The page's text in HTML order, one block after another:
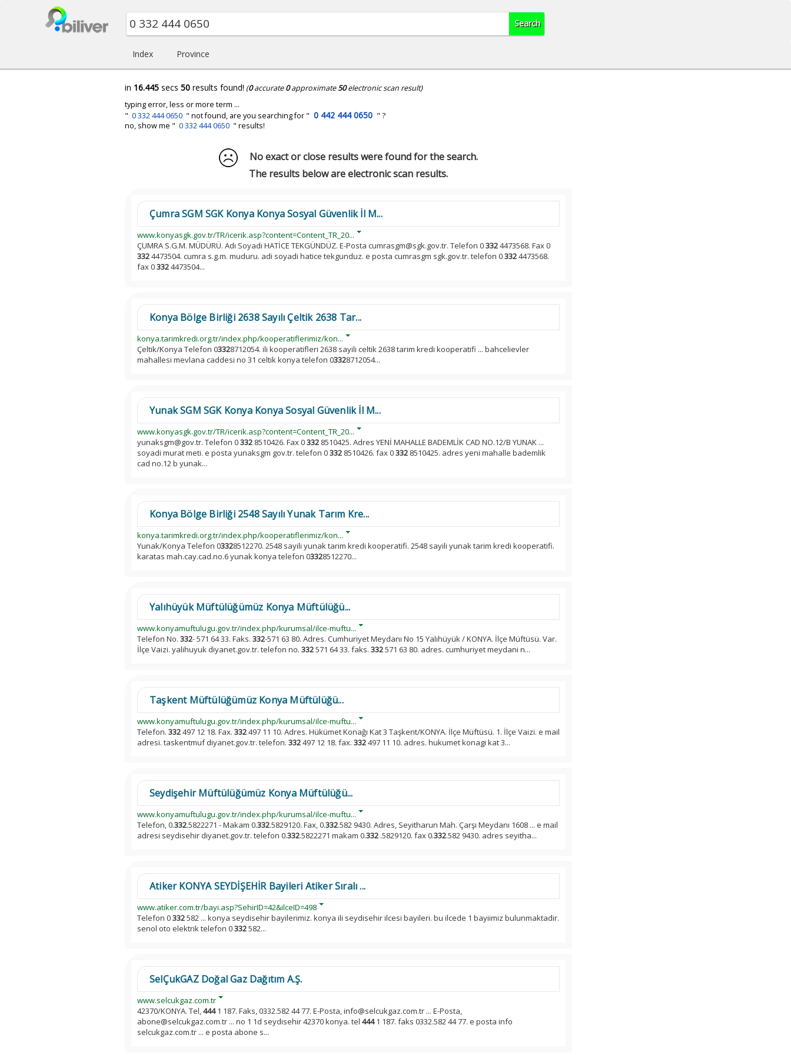
Index Province
in 16.445 secs 50 results found! (0accurate0approximate50electronic scan result)
typing error, less or more term ...
" 0 332 444 0650 " not found, are you searching for " 0 442 444 0650 " ?
no, show me " 0 332 444 0650 " results!
No exact or close results were found for the search.
The results below are electronic scan results.
Çumra SGM SGK Konya Konya Sosyal Güvenlik İl M...
www.konyasgk.gov.tr/TR/icerik.asp?content=Content_TR_20...
ÇUMRA S.G.M. MÜDÜRÜ. Adı Soyadı HATİCE TEKGÜNDÜZ. E-Posta cumrasgm@sgk.gov.tr. Telefon 03324473568. Fax 0
3324473504. cumra s.g.m. muduru. adi soyadi hatice tekgunduz. e posta cumrasgm sgk.gov.tr. telefon 03324473568.
fax 03324473504...
Konya Bölge Birliği 2638 Sayılı Çeltik 2638 Tar...
konya.tarimkredi.org.tr/index.php/kooperatiflerimiz/kon...
Çeltik/Konya Telefon 03328712054. ili kooperatifleri 2638 sayili celtik 2638 tarim kredi kooperatifi ... bahcelievler
mahallesi mevlana caddesi no 31 celtik konya telefon 03328712054...
Yunak SGM SGK Konya Konya Sosyal Güvenlik İl M...
www.konyasgk.gov.tr/TR/icerik.asp?content=Content_TR_20...
yunaksgm@gov.tr. Telefon 0332 8510426. Fax 0332 8510425. Adres YENİ MAHALLE BADEMLİK CAD NO.12/B YUNAK ...
soyadi murat meti. e posta yunaksgm gov.tr. telefon 0332 8510426. fax 0332 8510425. adres yeni mahalle bademlik
cad no.12 b yunak...
Konya Bölge Birliği 2548 Sayılı Yunak Tarım Kre...
konya.tarimkredi.org.tr/index.php/kooperatiflerimiz/kon...
Yunak/Konya Telefon 03328512270. 2548 sayili yunak tarim kredi kooperatifi. 2548 sayili yunak tarim kredi kooperatifi.
karatas mah.cay.cad.no.6 yunak konya telefon 03328512270...
Yalıhüyük Müftülüğümüz Konya Müftülüğü...
www.konyamuftulugu.gov.tr/index.php/kurumsal/ilce-muftu...
Telefon No. 332- 571 64 33. Faks. 332-571 63 80. Adres. Cumhuriyet Meydanı No 15 Yalıhüyük / KONYA. İlçe Müftüsü. Var.
İlçe Vaizi. yalihuyuk diyanet.gov.tr. telefon no. 332571 64 33. faks. 332571 63 80. adres. cumhuriyet meydani n...
Taşkent Müftülüğümüz Konya Müftülüğü...
www.konyamuftulugu.gov.tr/index.php/kurumsal/ilce-muftu...
Telefon. 332497 12 18. Fax. 332497 11 10. Adres. Hükümet Konağı Kat 3 Taşkent/KONYA. İlçe Müftüsü. 1. İlçe Vaizi. e mail
adresi. taskentmuf diyanet.gov.tr. telefon. 332497 12 18. fax. 332497 11 10. adres. hukumet konagi kat 3...
Seydişehir Müftülüğümüz Konya Müftülüğü...
www.konyamuftulugu.gov.tr/index.php/kurumsal/ilce-muftu...
Telefon, 0.332.5822271 - Makam 0.332.5829120. Fax, 0.332.582 9430. Adres, Seyitharun Mah. Çarşı Meydanı 1608 ... e mail
adresi seydisehir diyanet.gov.tr. telefon 0.332.5822271 makam 0.332 .5829120. fax 0.332.582 9430. adres seyitha...
Atiker KONYA SEYDİŞEHİR Bayileri Atiker Sıralı ...
www.atiker.com.tr/bayi.asp?SehirID=42&ilceID=498
Telefon 0332582 ... konya seydisehir bayilerimiz. konya ili seydisehir ilcesi bayileri. bu ilcede 1 bayiimiz bulunmaktadir.
senol oto elektrik telefon 0332582...
SelÇukGAZ Doğal Gaz Dağıtım A.Ş.
www.selcukgaz.com.tr
42370/KONYA. Tel,4441 187. Faks, 0332.582 44 77. E-Posta, info@selcukgaz.com.tr ... E-Posta,
abone@selcukgaz.com.tr ... no 1 1d seydisehir 42370 konya. tel 4441 187. faks 0332.582 44 77. e posta info
selcukgaz.com.tr ... e posta abone s...